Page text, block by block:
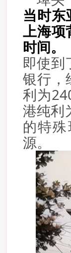
当时东
上海项
时间。
即使到
银行，
利为
港纯利
的特
源。